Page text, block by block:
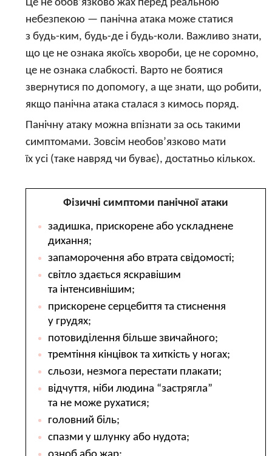
Це не обов’язково жах перед реальною
небезпекою — панічна атака може статися
з будь-ким, будь-де і будь-коли. Важливо знати,
що це не ознака якоїсь хвороби, це не соромно,
це не ознака слабкості. Варто не боятися
звернутися по допомогу, а ще знати, що робити,
якщо панічна атака сталася з кимось поряд.
Панічну атаку можна впізнати за ось такими
симптомами. Зовсім необов’язково мати
їх усі (таке навряд чи буває), достатньо кількох.
Фізичні симптоми панічної атаки
задишка, прискорене або ускладнене
дихання;
запаморочення або втрата свідомості;
світло здається яскравішим
та інтенсивнішим;
прискорене серцебиття та стиснення
у грудях;
потовиділення більше звичайного;
тремтіння кінцівок та хиткість у ногах;
сльози, незмога перестати плакати;
відчуття, ніби людина “застрягла”
та не може рухатися;
головний біль;
спазми у шлунку або нудота;